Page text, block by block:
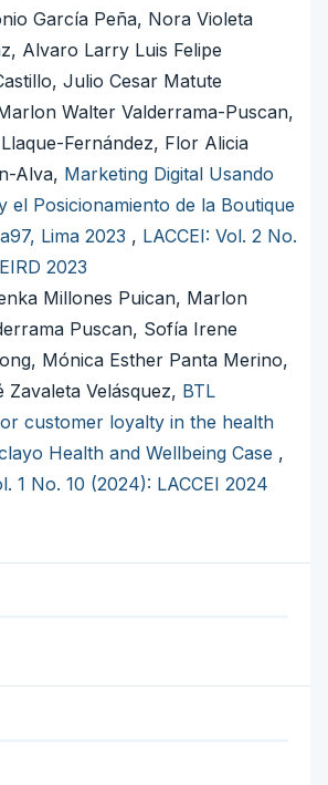
García Peña, Nora Violeta
Alvaro Larry Luis Felipe
Julio Cesar Matute
Walter Valderrama-Puscan,
Fernández, Flor Alicia
Alva, Marketing Digital Usando
el Posicionamiento de la Boutique
Lima 2023 , LACCEI: Vol. 2 No.
2023
Millones Puican, Marlon
Puscan, Sofía Irene
Mónica Esther Panta Merino,
Zavaleta Velásquez, BTL
customer loyalty in the health
Health and Wellbeing Case ,
1 No. 10 (2024): LACCEI 2024